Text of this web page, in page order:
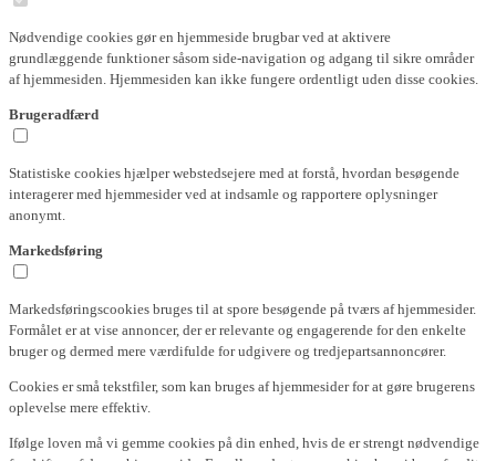
Nødvendige cookies gør en hjemmeside brugbar ved at aktivere
grundlæggende funktioner såsom side-navigation og adgang til sikre områder
af hjemmesiden. Hjemmesiden kan ikke fungere ordentligt uden disse cookies.
Brugeradfærd
Statistiske cookies hjælper webstedsejere med at forstå, hvordan besøgende
interagerer med hjemmesider ved at indsamle og rapportere oplysninger
anonymt.
Markedsføring
Markedsføringscookies bruges til at spore besøgende på tværs af hjemmesider.
Formålet er at vise annoncer, der er relevante og engagerende for den enkelte
bruger og dermed mere værdifulde for udgivere og tredjepartsannoncører.
Cookies er små tekstfiler, som kan bruges af hjemmesider for at gøre brugerens
oplevelse mere effektiv.
Ifølge loven må vi gemme cookies på din enhed, hvis de er strengt nødvendige